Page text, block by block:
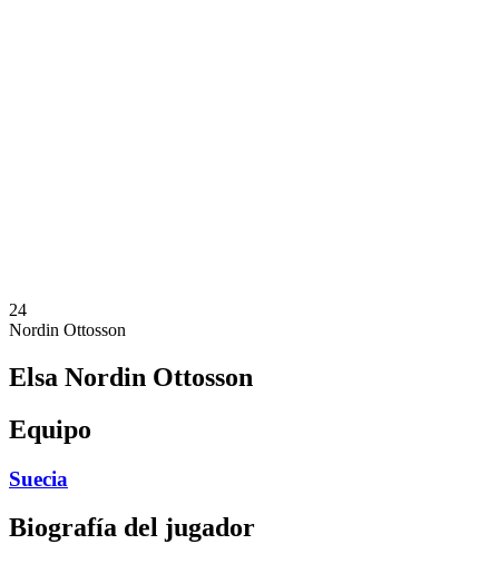
24
Nordin Ottosson
Elsa Nordin Ottosson
Equipo
Suecia
Biografía del jugador